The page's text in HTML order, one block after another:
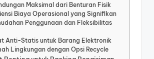
Maksimal dari Benturan Fisik
Biaya Operasional yang Signifikan
Penggunaan dan Fleksibilitas
Anti-Statis untuk Barang Elektronik
Lingkungan dengan Opsi Recycle